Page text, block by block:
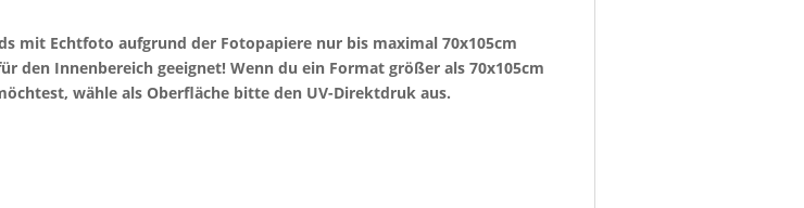
mit Echtfoto aufgrund der Fotopapiere nur bis maximal 70x105cm
den Innenbereich geeignet! Wenn du ein Format größer als 70x105cm
wähle als Oberfläche bitte den UV-Direktdruk aus.